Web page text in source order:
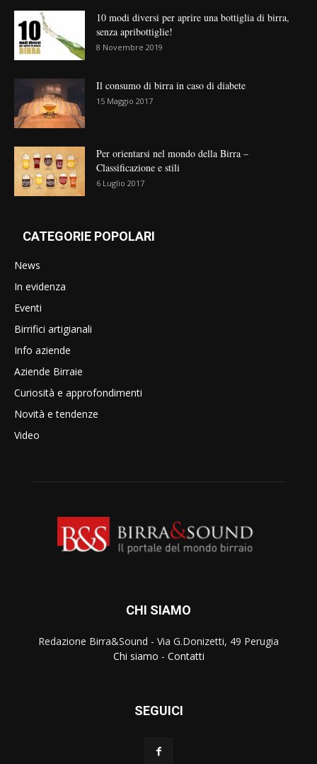
10 modi diversi per aprire una bottiglia di birra,
senza apribottiglie!
8 Novembre 2019
Il consumo di birra in caso di diabete
15 Maggio 2017
Per orientarsi nel mondo della Birra –
Classificazione e stili
6 Luglio 2017
CATEGORIE POPOLARI
News
In evidenza
Eventi
Birrifici artigianali
Info aziende
Aziende Birraie
Curiosità e approfondimenti
Novità e tendenze
Video
CHI SIAMO
Redazione Birra&Sound - Via G.Donizetti, 49 Perugia
Chi siamo - Contatti
SEGUICI